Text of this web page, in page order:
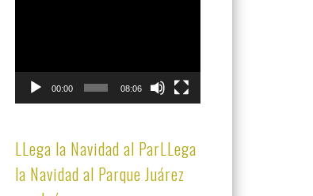
00:00 08:06
LLega la Navidad al ParLLega
la Navidad al Parque Juárez